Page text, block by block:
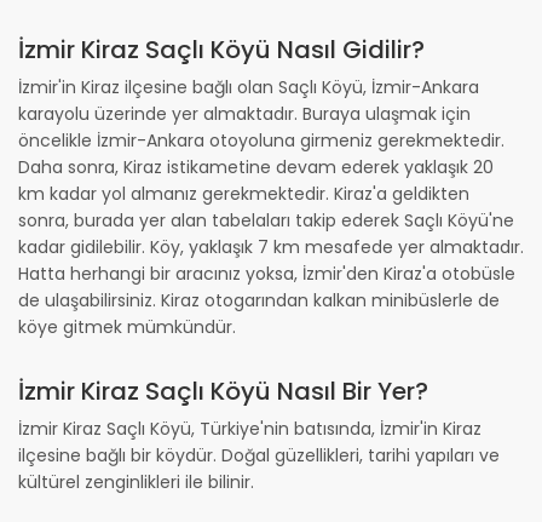
İzmir Kiraz Saçlı Köyü Nasıl Gidilir?
İzmir'in Kiraz ilçesine bağlı olan Saçlı Köyü, İzmir-Ankara
karayolu üzerinde yer almaktadır. Buraya ulaşmak için
öncelikle İzmir-Ankara otoyoluna girmeniz gerekmektedir.
Daha sonra, Kiraz istikametine devam ederek yaklaşık 20
km kadar yol almanız gerekmektedir. Kiraz'a geldikten
sonra, burada yer alan tabelaları takip ederek Saçlı Köyü'ne
kadar gidilebilir. Köy, yaklaşık 7 km mesafede yer almaktadır.
Hatta herhangi bir aracınız yoksa, İzmir'den Kiraz'a otobüsle
de ulaşabilirsiniz. Kiraz otogarından kalkan minibüslerle de
köye gitmek mümkündür.
İzmir Kiraz Saçlı Köyü Nasıl Bir Yer?
İzmir Kiraz Saçlı Köyü, Türkiye'nin batısında, İzmir'in Kiraz
ilçesine bağlı bir köydür. Doğal güzellikleri, tarihi yapıları ve
kültürel zenginlikleri ile bilinir.